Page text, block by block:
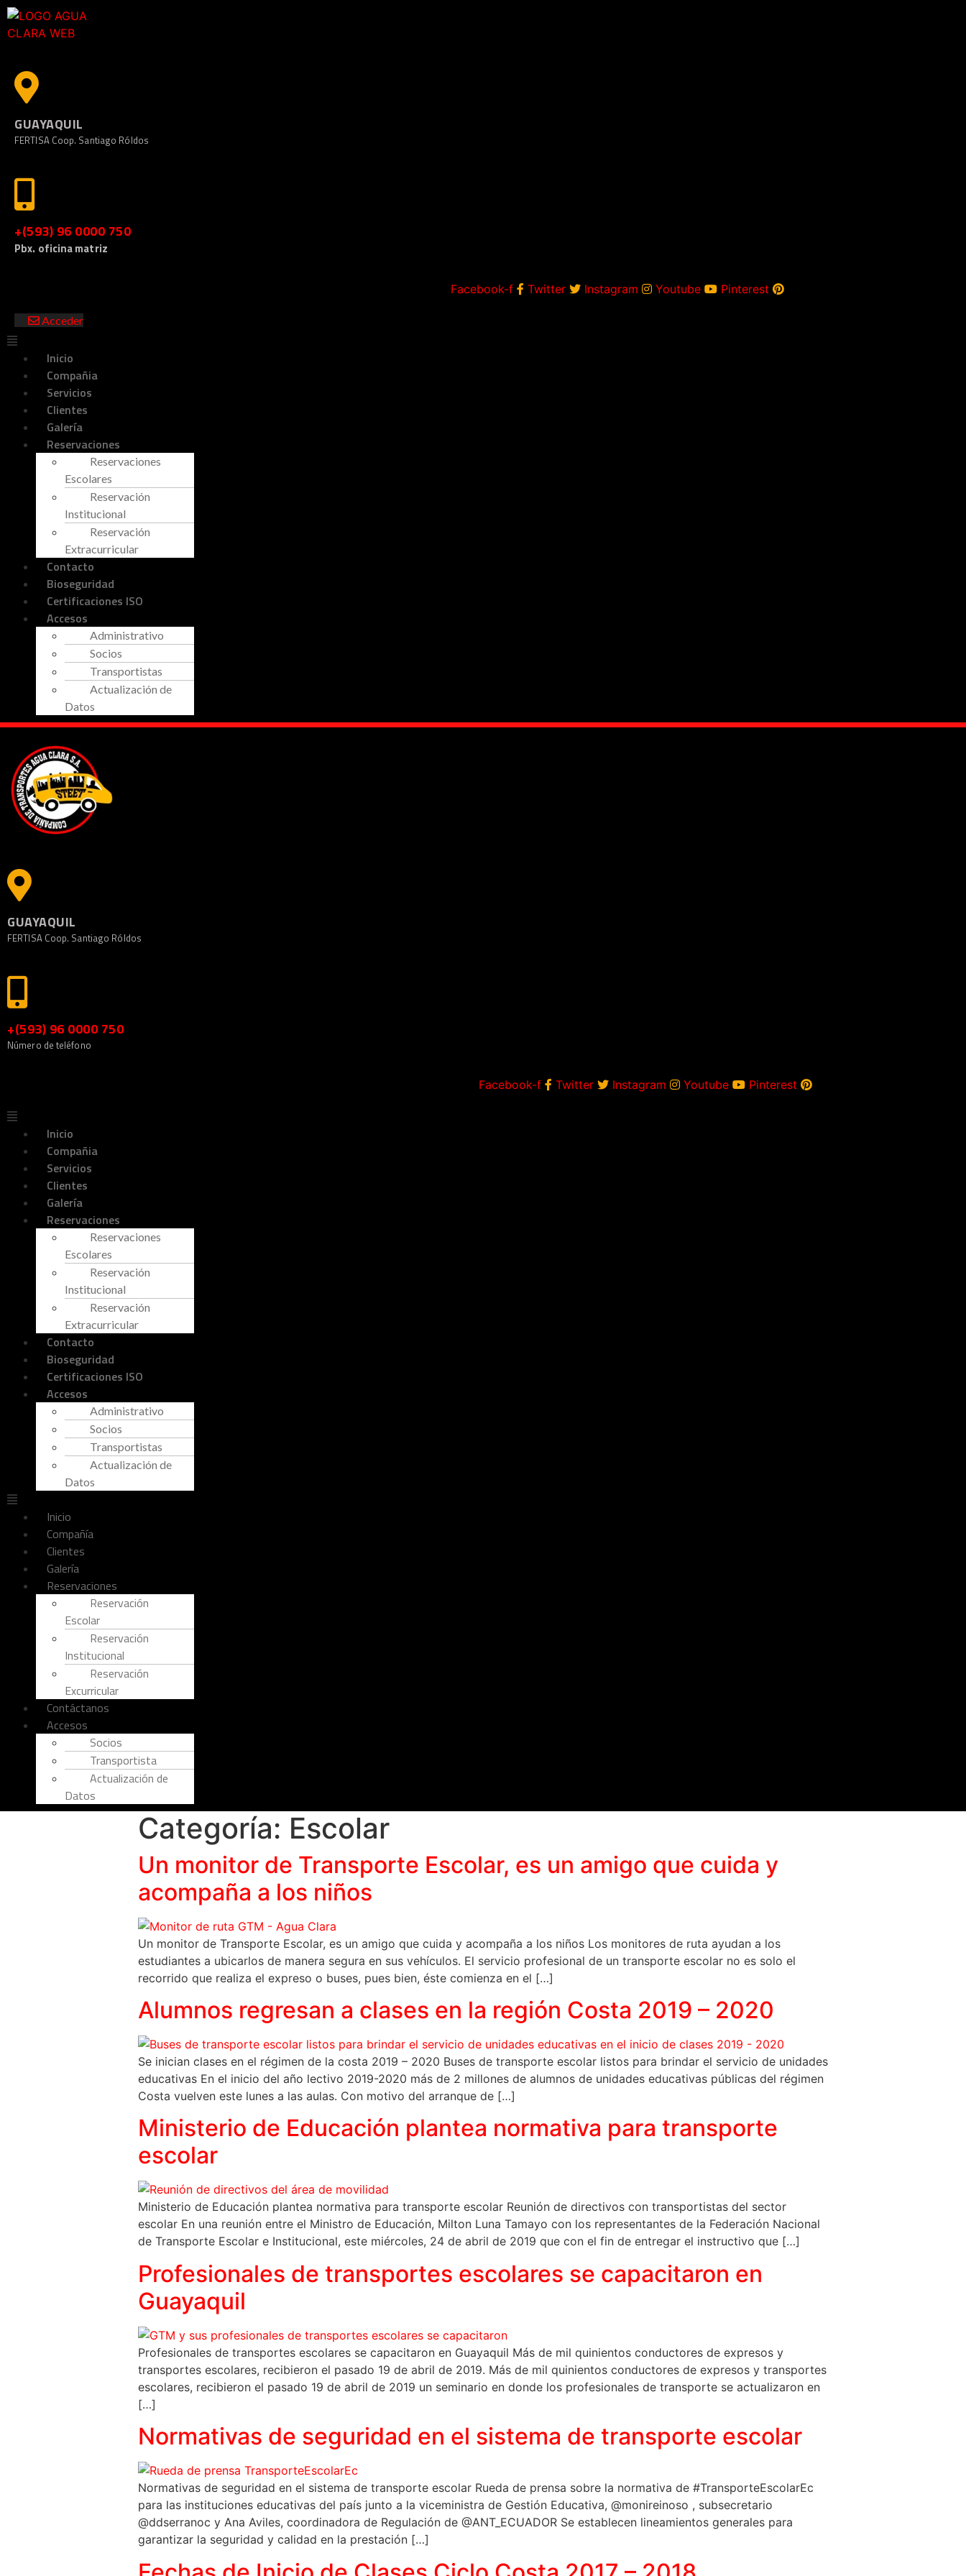
GUAYAQUIL
FERTISA Coop. Santiago Róldos
+(593) 96 0000 750
Pbx. oficina matriz
Facebook-f Twitter Instagram Youtube Pinterest
Acceder
Inicio
Compañia
Servicios
Clientes
Galería
Reservaciones
Reservaciones
Escolares
Reservación
Institucional
Reservación
Extracurricular
Contacto
Bioseguridad
Certificaciones ISO
Accesos
Administrativo
Socios
Transportistas
Actualización de
Datos
GUAYAQUIL
FERTISA Coop. Santiago Róldos
+(593) 96 0000 750
Número de teléfono
Facebook-f Twitter Instagram Youtube Pinterest
Inicio
Compañia
Servicios
Clientes
Galería
Reservaciones
Reservaciones
Escolares
Reservación
Institucional
Reservación
Extracurricular
Contacto
Bioseguridad
Certificaciones ISO
Accesos
Administrativo
Socios
Transportistas
Actualización de
Datos
Inicio
Compañía
Clientes
Galería
Reservaciones
Reservación
Escolar
Reservación
Institucional
Reservación
Excurricular
Contáctanos
Accesos
Socios
Transportista
Actualización de
Datos
Categoría: Escolar
Un monitor de Transporte Escolar, es un amigo que cuida y
acompaña a los niños
Un monitor de Transporte Escolar, es un amigo que cuida y acompaña a los niños Los monitores de ruta ayudan a los
estudiantes a ubicarlos de manera segura en sus vehículos. El servicio profesional de un transporte escolar no es solo el
recorrido que realiza el expreso o buses, pues bien, éste comienza en el […]
Alumnos regresan a clases en la región Costa 2019 – 2020
Se inician clases en el régimen de la costa 2019 – 2020 Buses de transporte escolar listos para brindar el servicio de unidades
educativas En el inicio del año lectivo 2019-2020 más de 2 millones de alumnos de unidades educativas públicas del régimen
Costa vuelven este lunes a las aulas. Con motivo del arranque de […]
Ministerio de Educación plantea normativa para transporte
escolar
Ministerio de Educación plantea normativa para transporte escolar Reunión de directivos con transportistas del sector
escolar En una reunión entre el Ministro de Educación, Milton Luna Tamayo con los representantes de la Federación Nacional
de Transporte Escolar e Institucional, este miércoles, 24 de abril de 2019 que con el fin de entregar el instructivo que […]
Profesionales de transportes escolares se capacitaron en
Guayaquil
Profesionales de transportes escolares se capacitaron en Guayaquil Más de mil quinientos conductores de expresos y
transportes escolares, recibieron el pasado 19 de abril de 2019. Más de mil quinientos conductores de expresos y transportes
escolares, recibieron el pasado 19 de abril de 2019 un seminario en donde los profesionales de transporte se actualizaron en
[…]
Normativas de seguridad en el sistema de transporte escolar
Normativas de seguridad en el sistema de transporte escolar Rueda de prensa sobre la normativa de #TransporteEscolarEc
para las instituciones educativas del país junto a la viceministra de Gestión Educativa, @monireinoso , subsecretario
@ddserranoc y Ana Aviles, coordinadora de Regulación de @ANT_ECUADOR Se establecen lineamientos generales para
garantizar la seguridad y calidad en la prestación […]